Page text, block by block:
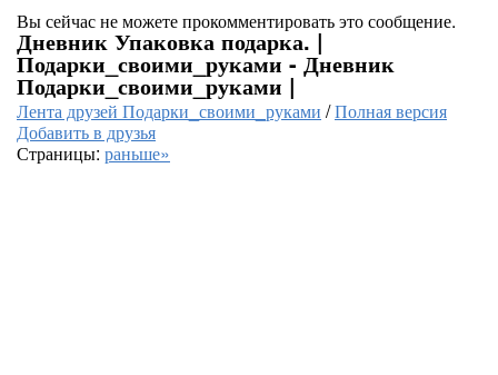
Вы сейчас не можете прокомментировать это сообщение.
Дневник Упаковка подарка. |
Подарки_своими_руками - Дневник
Подарки_своими_руками |
Лента друзей Подарки_своими_руками /Полная версия
Добавить в друзья
Страницы: раньше»